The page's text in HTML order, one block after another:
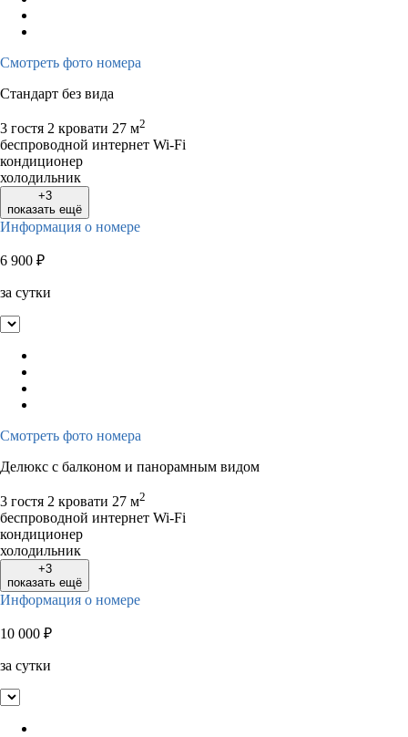
Смотреть фото номера
Стандарт без вида
3 гостя 2 кровати 27 м2
беспроводной интернет Wi-Fi
кондиционер
холодильник
+3
показать ещё
Информация о номере
6 900 ₽
за сутки
Смотреть фото номера
Делюкс с балконом и панорамным видом
3 гостя 2 кровати 27 м2
беспроводной интернет Wi-Fi
кондиционер
холодильник
+3
показать ещё
Информация о номере
10 000 ₽
за сутки